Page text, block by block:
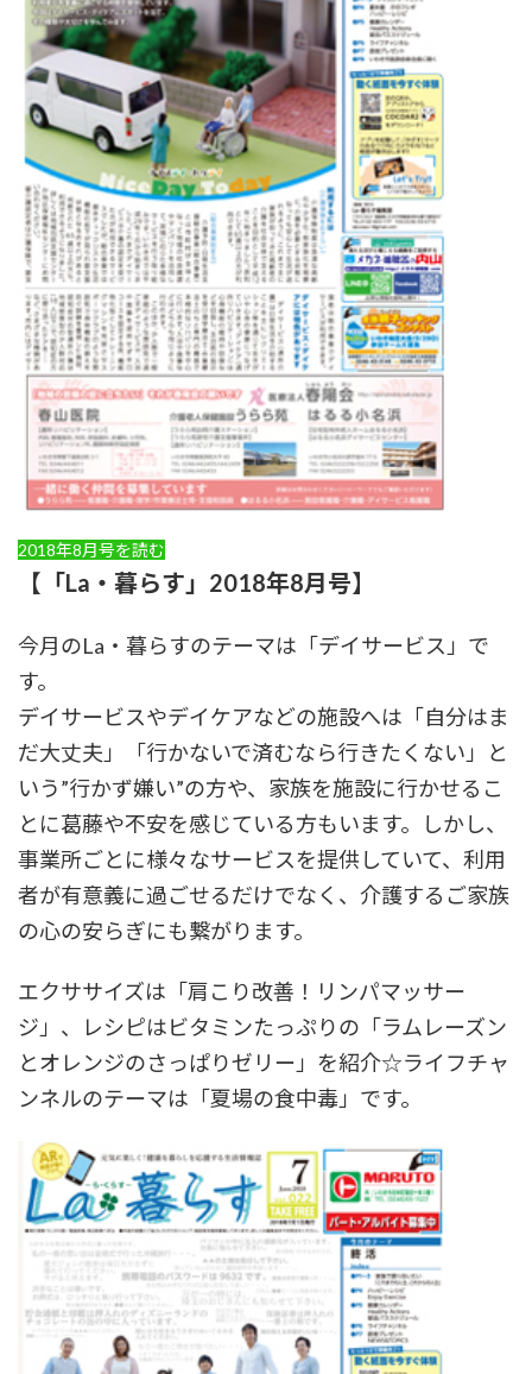
2018年8月号を読む
【「La・暮らす」2018年8月号】
今月のLa・暮らすのテーマは「デイサービス」で
す。
デイサービスやデイケアなどの施設へは「自分はま
だ大丈夫」「行かないで済むなら行きたくない」と
いう”行かず嫌い”の方や、家族を施設に行かせるこ
とに葛藤や不安を感じている方もいます。しかし、
事業所ごとに様々なサービスを提供していて、利用
者が有意義に過ごせるだけでなく、介護するご家族
の心の安らぎにも繋がります。
エクササイズは「肩こり改善！リンパマッサー
ジ」、レシピはビタミンたっぷりの「ラムレーズン
とオレンジのさっぱりゼリー」を紹介☆ライフチャ
ンネルのテーマは「夏場の食中毒」です。